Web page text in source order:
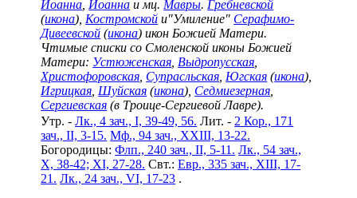
Иоанна Иоанна и мц. Мавры. Гребневской
(икона), Костромской и"Умиление" Серафимо-
Дивеевской (икона) икон Божией Матери.
Чтимые списки со Смоленской иконы Божией
Матери: Устюженская Выдропусская
Христофоровская Супрасльская Югская (икона),
Игрицкая Шуйская (икона), Седмиезерная
Сергиевская (в Троице-Сергиевой Лавре).
Утр. -Лк., 4 зач., I, 39-49, 56. Лит. - 2 Кор., 171
зач., II, 3-15. Мф., 94 зач., XXIII, 13-22.
Богородицы:Флп., 240 зач., II, 5-11. Лк., 54 зач.,
X, 38-42; XI, 27-28. Свт.:Евр., 335 зач., XIII, 17-
21. Лк., 24 зач., VI, 17-23 .